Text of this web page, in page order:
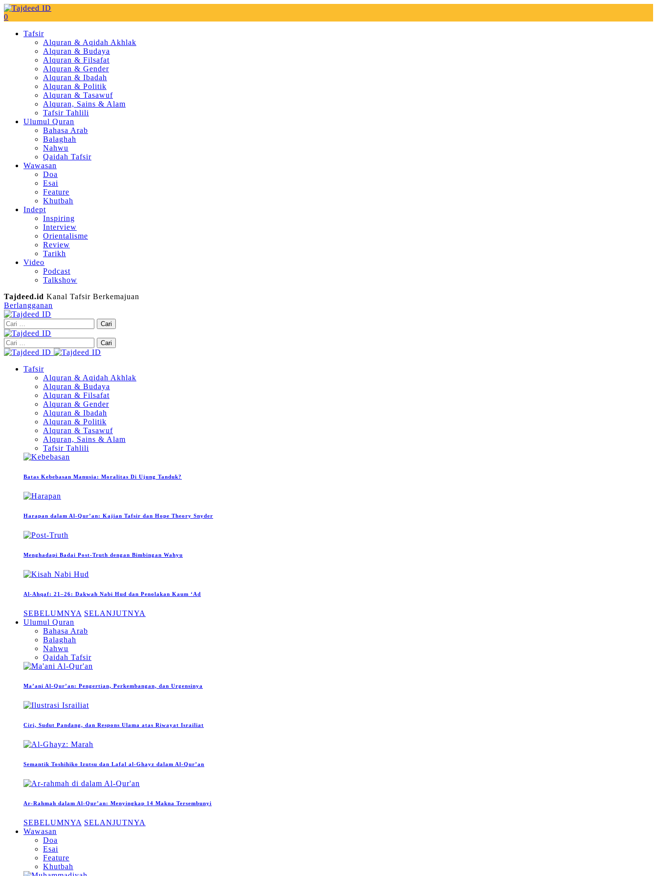
0
Tafsir
Alquran & Aqidah Akhlak
Alquran & Budaya
Alquran & Filsafat
Alquran & Gender
Alquran & Ibadah
Alquran & Politik
Alquran & Tasawuf
Alquran, Sains & Alam
Tafsir Tahlili
Ulumul Quran
Bahasa Arab
Balaghah
Nahwu
Qaidah Tafsir
Wawasan
Doa
Esai
Feature
Khutbah
Indept
Inspiring
Interview
Orientalisme
Review
Tarikh
Video
Podcast
Talkshow
Tajdeed.id Kanal Tafsir Berkemajuan
Berlangganan
Cari
untuk:
Cari
untuk:
Tafsir
Alquran & Aqidah Akhlak
Alquran & Budaya
Alquran & Filsafat
Alquran & Gender
Alquran & Ibadah
Alquran & Politik
Alquran & Tasawuf
Alquran, Sains & Alam
Tafsir Tahlili
Batas Kebebasan Manusia: Moralitas Di Ujung Tanduk?
Harapan dalam Al-Qur’an: Kajian Tafsir dan Hope Theory Snyder
Menghadapi Badai Post-Truth dengan Bimbingan Wahyu
Al-Ahqaf: 21–26: Dakwah Nabi Hud dan Penolakan Kaum ‘Ad
SEBELUMNYA SELANJUTNYA
Ulumul Quran
Bahasa Arab
Balaghah
Nahwu
Qaidah Tafsir
Ma’ani Al-Qur’an: Pengertian, Perkembangan, dan Urgensinya
Ciri, Sudut Pandang, dan Respons Ulama atas Riwayat Israiliat
Semantik Toshihiko Izutsu dan Lafal al-Ghayz dalam Al-Qur’an
Ar-Rahmah dalam Al-Qur’an: Menyingkap 14 Makna Tersembunyi
SEBELUMNYA SELANJUTNYA
Wawasan
Doa
Esai
Feature
Khutbah